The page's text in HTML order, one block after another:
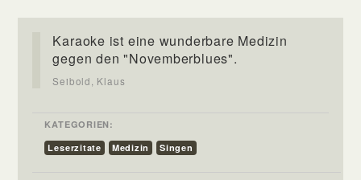
Karaoke ist eine wunderbare Medizin
gegen den "Novemberblues".
Seibold, Klaus
KATEGORIEN:
Leserzitate
Medizin Singen